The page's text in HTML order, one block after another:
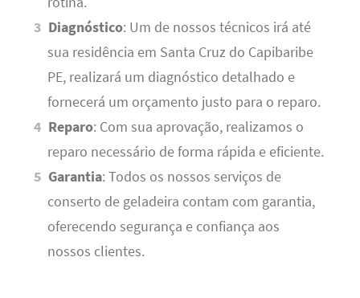
Diagnóstico: Um de nossos técnicos irá até
sua residência em Santa Cruz do Capibaribe
PE, realizará um diagnóstico detalhado e
fornecerá um orçamento justo para o reparo.
Reparo: Com sua aprovação, realizamos o
reparo necessário de forma rápida e eficiente.
Garantia: Todos os nossos serviços de
conserto de geladeira contam com garantia,
oferecendo segurança e confiança aos
nossos clientes.